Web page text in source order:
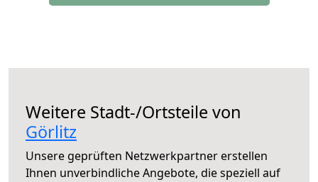
Weitere Stadt-/Ortsteile von
Görlitz
Unsere geprüften Netzwerkpartner erstellen
Ihnen unverbindliche Angebote, die speziell auf